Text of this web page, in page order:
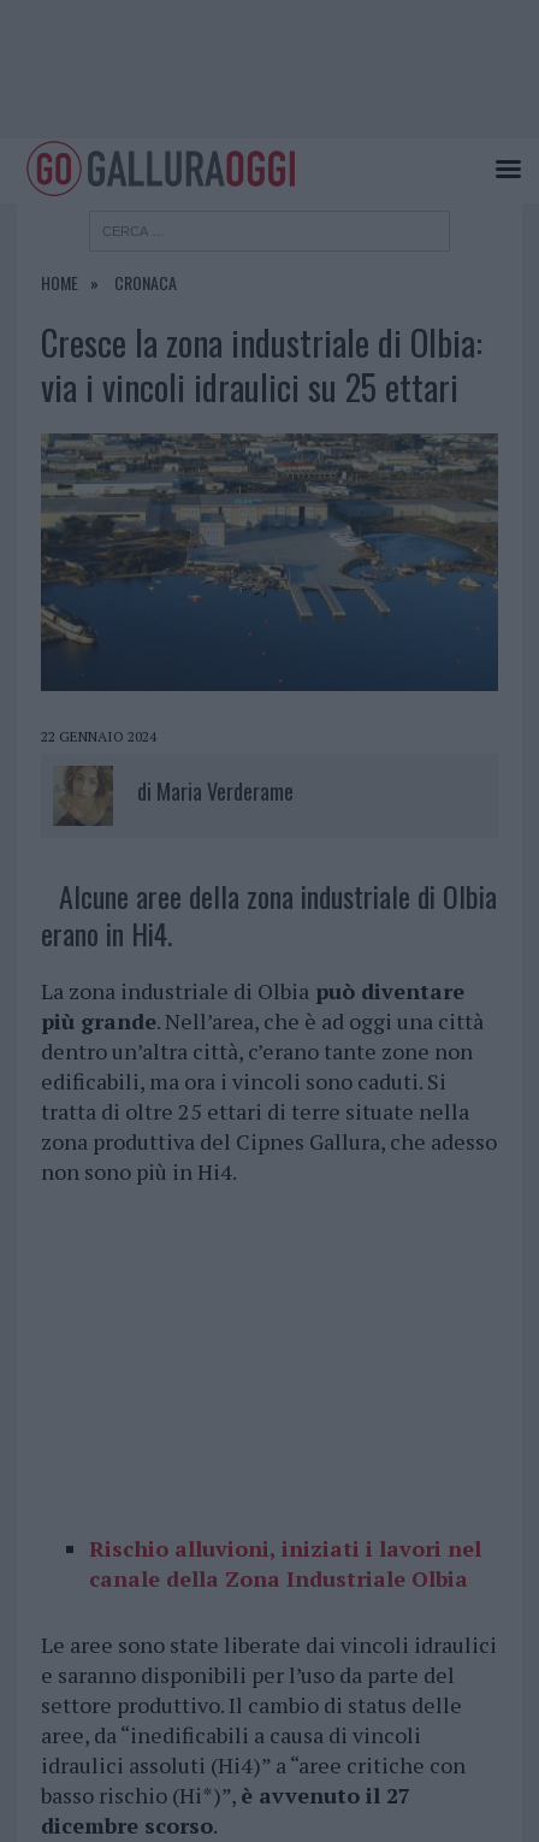
HOME CRONACA
Cresce la zona industriale di Olbia:
via i vincoli idraulici su 25 ettari
22 GENNAIO 2024
di Maria Verderame
Alcune aree della zona industriale di Olbia
erano in Hi4.
La zona industriale di Olbiapuò diventare
più grande. Nell’area, che è ad oggi una città
dentro un’altra città, c’erano tante zone non
edificabili, ma ora i vincoli sono caduti. Si
tratta di oltre 25 ettari di terre situate nella
zona produttiva del Cipnes Gallura, che adesso
non sono più in Hi4.
Rischio alluvioni, iniziati i lavori nel
canale della Zona Industriale Olbia
Le aree sono state liberate dai vincoli idraulici
e saranno disponibili per l’uso da parte del
settore produttivo. Il cambio di status delle
aree, da “inedificabili a causa di vincoli
idraulici assoluti (Hi4)” a “aree critiche con
basso rischio (Hi*)”, è avvenuto il 27
dicembre scorso.